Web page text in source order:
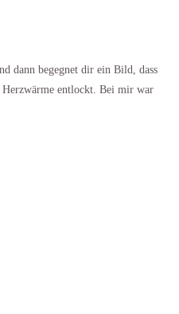
dann begegnet dir ein Bild, dass
entlockt. Bei mir war